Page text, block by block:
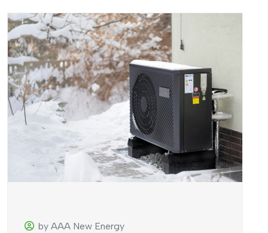
by AAA New Energy